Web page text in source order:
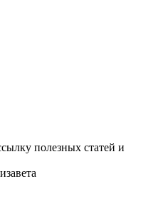
полезных статей и